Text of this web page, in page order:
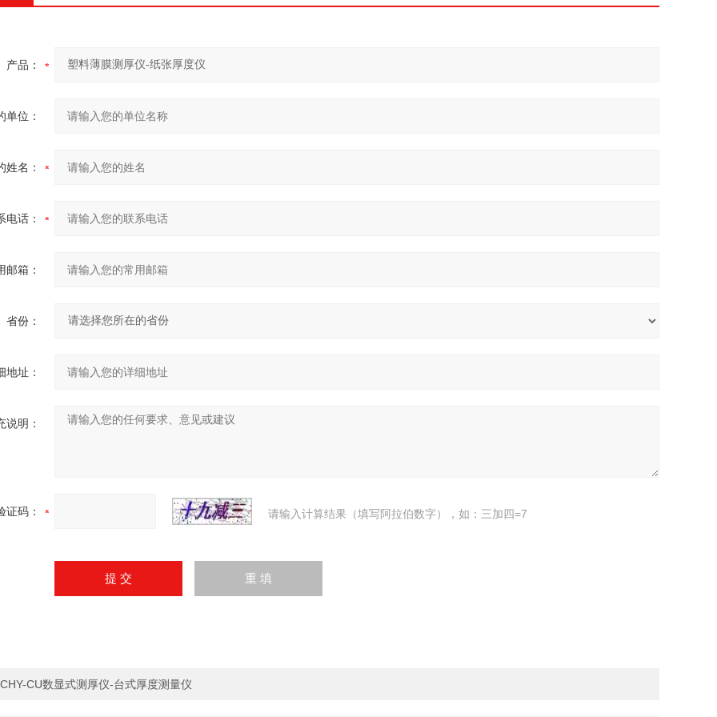
产品：
单位：
姓名：
电话：
邮箱：
省份：
地址：
说明：
证码： 请输入计算结果（填写阿拉伯数字），如：三加四=7
CHY-CU数显式测厚仪-台式厚度测量仪